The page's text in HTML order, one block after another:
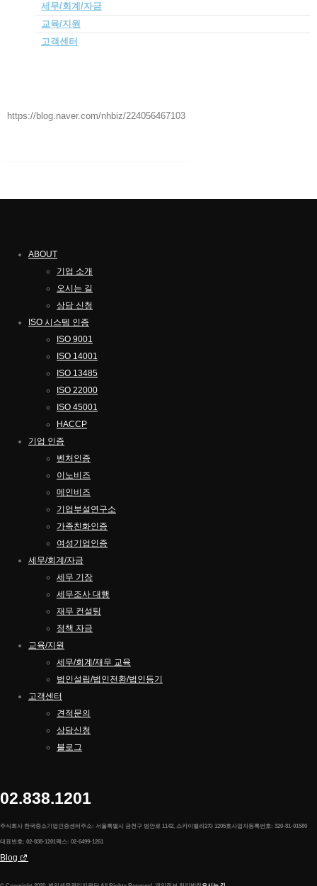
세무/회계/자금
교육/지원
고객센터
블로그
기업부설연구소 설립 후기 청주 장비 제조업
https://blog.naver.com/nhbiz/224056467103
ABOUT
기업 소개
오시는 길
상담 신청
ISO 시스템 인증
ISO 9001
ISO 14001
ISO 13485
ISO 22000
ISO 45001
HACCP
기업 인증
벤처인증
이노비즈
메인비즈
기업부설연구소
가족친화인증
여성기업인증
세무/회계/자금
세무 기장
세무조사 대행
재무 컨설팅
정책 자금
교육/지원
세무/회계/재무 교육
법인설립/법인전환/법인등기
고객센터
견적문의
상담신청
블로그
02.838.1201
주식회사 한국중소기업인증센터 주소: 서울특별시 금천구 범안로 1142, 스카이밸리2차 1205호사업자등록번호: 320-81-01580
대표번호: 02-838-1201팩스: 02-6499-1261
Blog